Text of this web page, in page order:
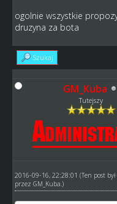
ogolnie wszystkie
druzyna za bota
Szukaj
GM_Kuba
Tutejszy
2016-09-16, 22:28:01 (Ten post
przez GM_Kuba .)